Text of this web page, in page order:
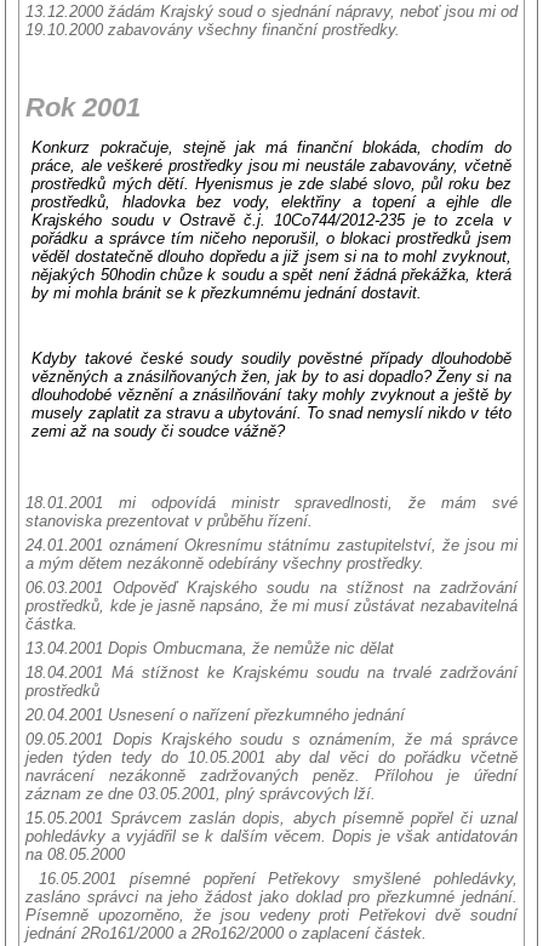
13.12.2000 žádám Krajský soud o sjednání nápravy, neboť jsou mi od
19.10.2000 zabavovány všechny finanční prostředky.
Rok 2001
Konkurz pokračuje, stejně jak má finanční blokáda, chodím do
práce, ale veškeré prostředky jsou mi neustále zabavovány, včetně
prostředků mých dětí. Hyenismus je zde slabé slovo, půl roku bez
prostředků, hladovka bez vody, elektřiny a topení a ejhle dle
Krajského soudu v Ostravě č.j. 10Co744/2012-235 je to zcela v
pořádku a správce tím ničeho neporušil, o blokaci prostředků jsem
věděl dostatečně dlouho dopředu a již jsem si na to mohl zvyknout,
nějakých 50hodin chůze k soudu a spět není žádná překážka, která
by mi mohla bránit se k přezkumnému jednání dostavit.
Kdyby takové české soudy soudily pověstné případy dlouhodobě
vězněných a znásilňovaných žen, jak by to asi dopadlo? Ženy si na
dlouhodobé věznění a znásilňování taky mohly zvyknout a ještě by
musely zaplatit za stravu a ubytování. To snad nemyslí nikdo v této
zemi až na soudy či soudce vážně?
18.01.2001 mi odpovídá ministr spravedlnosti, že mám své
stanoviska prezentovat v průběhu řízení.
24.01.2001 oznámení Okresnímu státnímu zastupitelství, že jsou mi
a mým dětem nezákonně odebírány všechny prostředky.
06.03.2001 Odpověď Krajského soudu na stížnost na zadržování
prostředků, kde je jasně napsáno, že mi musí zůstávat nezabavitelná
částka.
13.04.2001 Dopis Ombucmana, že nemůže nic dělat
18.04.2001 Má stížnost ke Krajskému soudu na trvalé zadržování
prostředků
20.04.2001 Usnesení o nařízení přezkumného jednání
09.05.2001 Dopis Krajského soudu s oznámením, že má správce
jeden týden tedy do 10.05.2001 aby dal věci do pořádku včetně
navrácení nezákonně zadržovaných peněz. Přílohou je úřední
záznam ze dne 03.05.2001, plný správcových lží.
15.05.2001 Správcem zaslán dopis, abych písemně popřel či uznal
pohledávky a vyjádřil se k dalším věcem. Dopis je však antidatován
na 08.05.2000
16.05.2001 písemné popření Petřekovy smyšlené pohledávky,
zasláno správci na jeho žádost jako doklad pro přezkumné jednání.
Písemně upozorněno, že jsou vedeny proti Petřekovi dvě soudní
jednání 2Ro161/2000 a 2Ro162/2000 o zaplacení částek.